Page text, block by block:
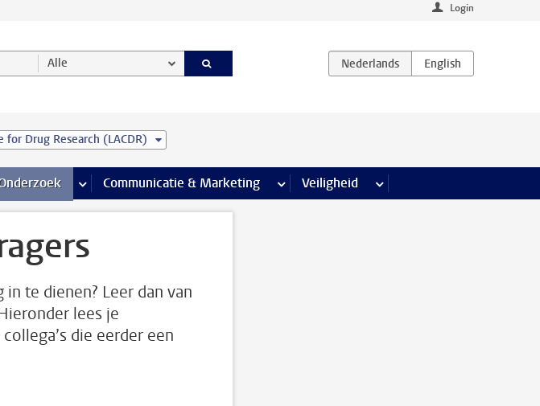
Login
Alle
for Drug Research (LACDR)
Onderwijs pagina’smeer Onderzoek pagina’s
Communicatie & Marketing meer Communicatie & Marketing pagina’s
Veiligheid meer Veiligheid pagina’s
te dienen? Leer dan van
lees je
die eerder een